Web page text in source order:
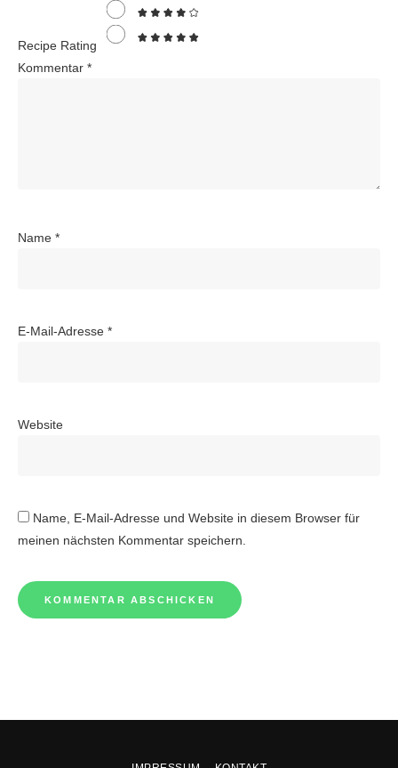
Recipe Rating
Kommentar *
Name *
E-Mail-Adresse *
Website
Name, E-Mail-Adresse und Website in diesem Browser für
meinen nächsten Kommentar speichern.